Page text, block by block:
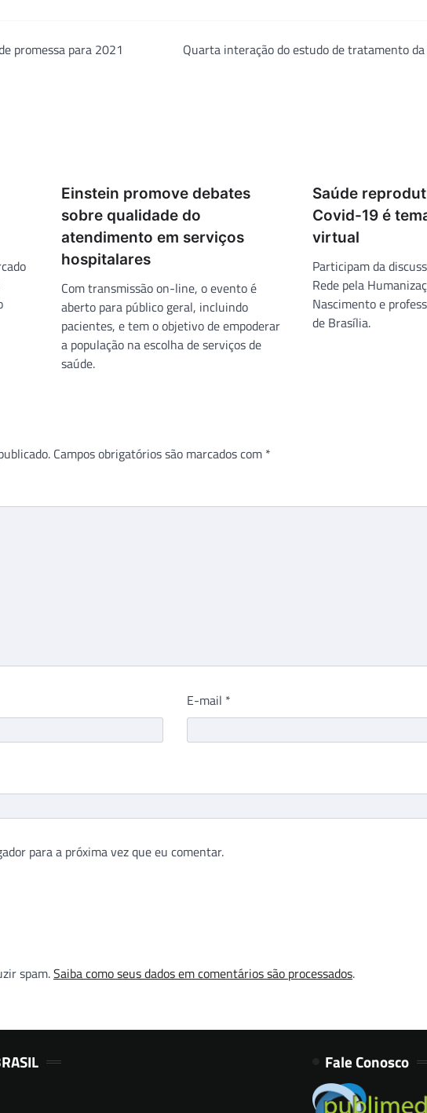
promessa para 2021
Quarta interação do estudo de tratamento
Einstein promove debates
sobre qualidade do
atendimento em serviços
hospitalares
Com transmissão on-line, o evento é
aberto para público geral, incluindo
pacientes, e tem o objetivo de empoderar
a população na escolha de serviços de
saúde.
Saúde
Covid-19 é
virtual
Participam da
Rede pela
Nascimento e
de Brasília.
Campos obrigatórios são marcados com *
E-mail *
para a próxima vez que eu comentar.
spam.Saiba como seus dados em comentários são processados.
Fale Conosco